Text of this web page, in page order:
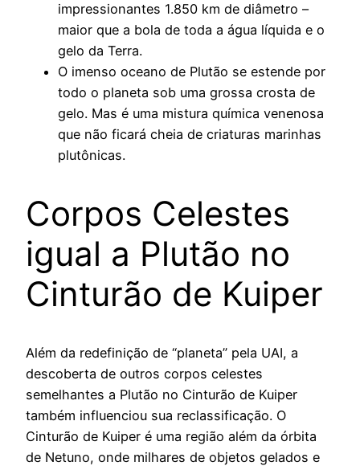
impressionantes 1.850 km de diâmetro –
maior que a bola de toda a água líquida e o
gelo da Terra.
O imenso oceano de Plutão se estende por
todo o planeta sob uma grossa crosta de
gelo. Mas é uma mistura química venenosa
que não ficará cheia de criaturas marinhas
plutônicas.
Corpos Celestes
igual a Plutão no
Cinturão de Kuiper
Além da redefinição de “planeta” pela UAI, a
descoberta de outros corpos celestes
semelhantes a Plutão no Cinturão de Kuiper
também influenciou sua reclassificação. O
Cinturão de Kuiper é uma região além da órbita
de Netuno, onde milhares de objetos gelados e